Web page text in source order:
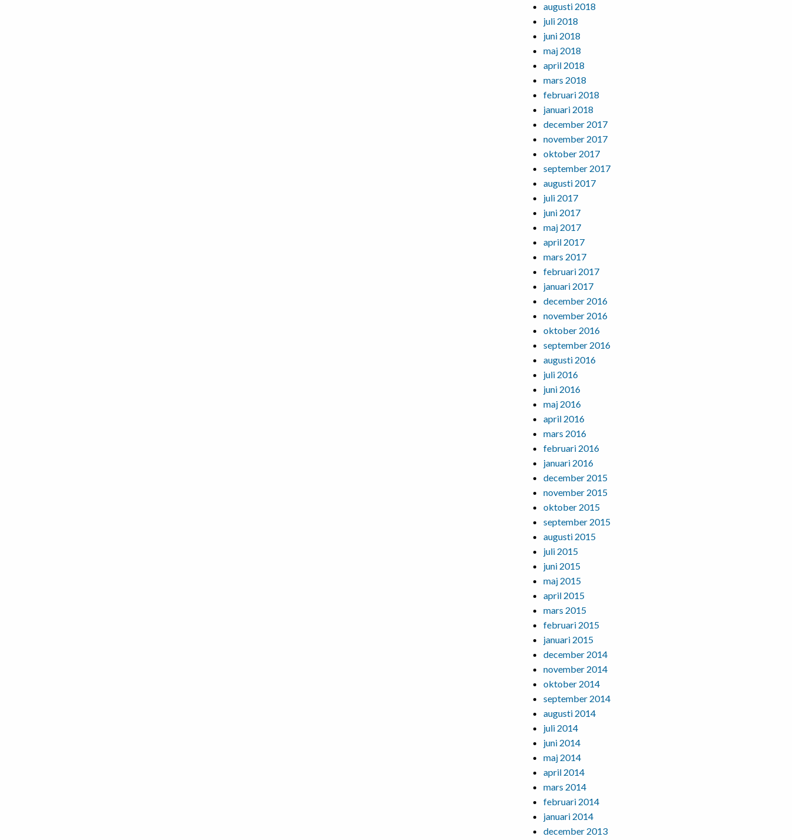
augusti 2018
juli 2018
juni 2018
maj 2018
april 2018
mars 2018
februari 2018
januari 2018
december 2017
november 2017
oktober 2017
september 2017
augusti 2017
juli 2017
juni 2017
maj 2017
april 2017
mars 2017
februari 2017
januari 2017
december 2016
november 2016
oktober 2016
september 2016
augusti 2016
juli 2016
juni 2016
maj 2016
april 2016
mars 2016
februari 2016
januari 2016
december 2015
november 2015
oktober 2015
september 2015
augusti 2015
juli 2015
juni 2015
maj 2015
april 2015
mars 2015
februari 2015
januari 2015
december 2014
november 2014
oktober 2014
september 2014
augusti 2014
juli 2014
juni 2014
maj 2014
april 2014
mars 2014
februari 2014
januari 2014
december 2013